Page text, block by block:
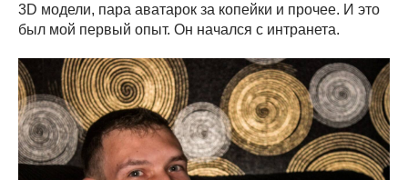
3D модели, пара аватарок за копейки и прочее. И это
был мой первый опыт. Он начался с интранета.